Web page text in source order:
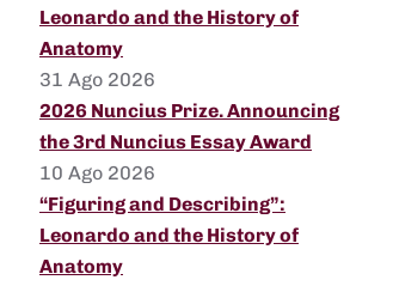
Leonardo and the History of
Anatomy
31 Ago 2026
2026 Nuncius Prize. Announcing
the 3rd Nuncius Essay Award
10 Ago 2026
“Figuring and Describing”:
Leonardo and the History of
Anatomy